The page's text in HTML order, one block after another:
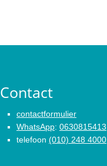
Contact
contactformulier
WhatsApp: 0630815413
telefoon (010) 248 4000